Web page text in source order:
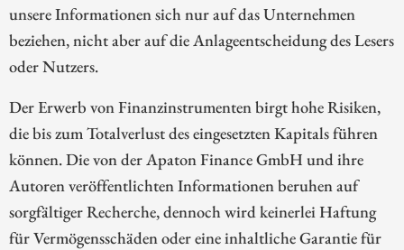
unsere Informationen sich nur auf das Unternehmen
beziehen, nicht aber auf die Anlageentscheidung des Lesers
oder Nutzers.
Der Erwerb von Finanzinstrumenten birgt hohe Risiken,
die bis zum Totalverlust des eingesetzten Kapitals führen
können. Die von der Apaton Finance GmbH und ihre
Autoren veröffentlichten Informationen beruhen auf
sorgfältiger Recherche, dennoch wird keinerlei Haftung
für Vermögensschäden oder eine inhaltliche Garantie für